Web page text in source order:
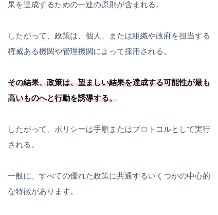
果を達成するための一連の原則が含まれる。
したがって、政策は、個人、または組織や政府を担当する
権威ある機関や管理機関によって採用される。
その結果、政策は、望ましい結果を達成する可能性が最も
高いものへと行動を誘導する。
したがって、ポリシーは手順またはプロトコルとして実行
される。
一般に、すべての優れた政策に共通するいくつかの中心的
な特徴があります。